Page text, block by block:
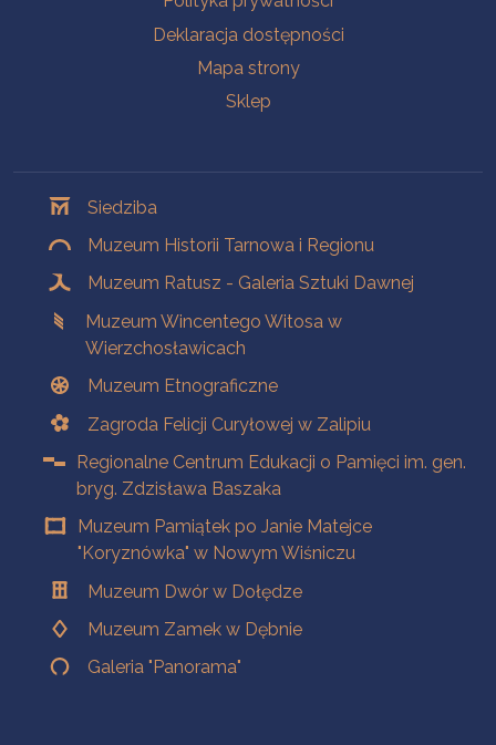
Deklaracja dostępności
Mapa strony
Sklep
Siedziba
Muzeum Historii Tarnowa i Regionu
Muzeum Ratusz - Galeria Sztuki Dawnej
Muzeum Wincentego Witosa w
Wierzchosławicach
Muzeum Etnograficzne
Zagroda Felicji Curyłowej w Zalipiu
Regionalne Centrum Edukacji o Pamięci im. gen.
bryg. Zdzisława Baszaka
Muzeum Pamiątek po Janie Matejce
"Koryznówka" w Nowym Wiśniczu
Muzeum Dwór w Dołędze
Muzeum Zamek w Dębnie
Galeria "Panorama"